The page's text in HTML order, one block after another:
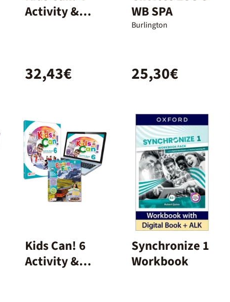
Activity &
32,43€
WB SPA
Burlington
25,30€
Kids Can! 6
Activity &
Synchronize 1
Workbook